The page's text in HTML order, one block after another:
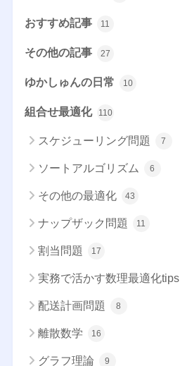
おすすめ記事 11
その他の記事 27
ゆかしゅんの日常 10
組合せ最適化 110
スケジューリング問題 7
ソートアルゴリズム 6
その他の最適化 43
ナップザック問題 11
割当問題 17
実務で活かす数理最適化tips
配送計画問題 8
離散数学 16
グラフ理論 9